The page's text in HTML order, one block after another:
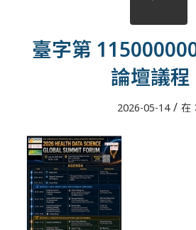
臺字第
論壇議程
2026-05-14 / 在：